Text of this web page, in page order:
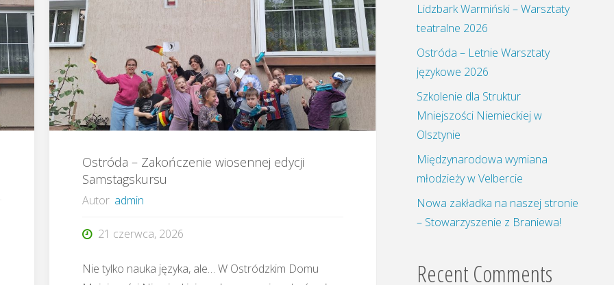
Ostróda – Zakończenie wiosennej edycji
Samstagskursu
Autor admin
21 czerwca, 2026
Nie tylko nauka języka, ale… W Ostródzkim Domu
Lidzbark Warmiński – Warsztaty
teatralne 2026
Ostróda – Letnie Warsztaty
językowe 2026
Szkolenie dla Struktur
Mniejszości Niemieckiej w
Olsztynie
Międzynarodowa wymiana
młodzieży w Velbercie
Nowa zakładka na naszej stronie
– Stowarzyszenie z Braniewa!
Recent Comments